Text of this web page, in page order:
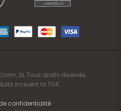
SL Tous droits réservés.
incluent la TVA.
confidentialité